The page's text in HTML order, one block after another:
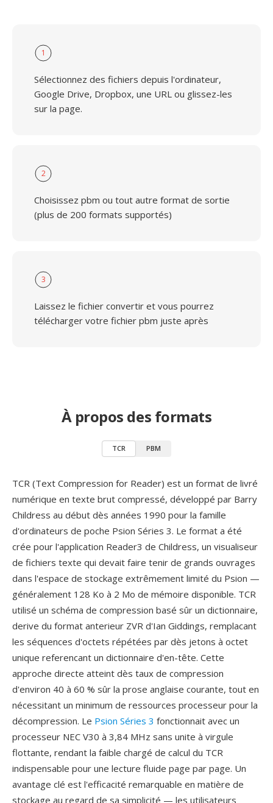
1
Sélectionnez des fichiers depuis l'ordinateur,
Google Drive, Dropbox, une URL ou glissez-les
sur la page.
2
Choisissez pbm ou tout autre format de sortie
(plus de 200 formats supportés)
3
Laissez le fichier convertir et vous pourrez
télécharger votre fichier pbm juste après
À propos des formats
TCR PBM
TCR (Text Compression for Reader) est un format de livré
numérique en texte brut compressé, développé par Barry
Childress au début dès années 1990 pour la famille
d'ordinateurs de poche Psion Séries 3. Le format a été
crée pour l'application Reader3 de Childress, un visualiseur
de fichiers texte qui devait faire tenir de grands ouvrages
dans l'espace de stockage extrêmement limité du Psion —
généralement 128 Ko à 2 Mo de mémoire disponible. TCR
utilisé un schéma de compression basé sûr un dictionnaire,
derive du format anterieur ZVR d'Ian Giddings, remplacant
les séquences d'octets répétées par dès jetons à octet
unique referencant un dictionnaire d'en-tête. Cette
approche directe atteint dès taux de compression
d'environ 40 à 60 % sûr la prose anglaise courante, tout en
nécessitant un minimum de ressources processeur pour la
décompression. Le Psion Séries 3 fonctionnait avec un
processeur NEC V30 à 3,84 MHz sans unite à virgule
flottante, rendant la faible chargé de calcul du TCR
indispensable pour une lecture fluide page par page. Un
avantage clé est l'efficacité remarquable en matière de
stockage au regard de sa simplicité — les utilisateurs